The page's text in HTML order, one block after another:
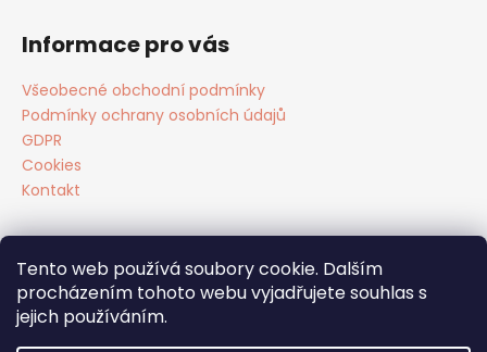
Tento web používá soubory cookie. Dalším
procházením tohoto webu vyjadřujete souhlas s
jejich používáním.
Informace pro vás
Všeobecné obchodní podmínky
Podmínky ochrany osobních údajů
GDPR
Cookies
Kontakt
Facebook